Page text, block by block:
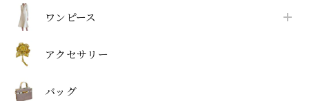
ワンピース
アクセサリー
バッグ